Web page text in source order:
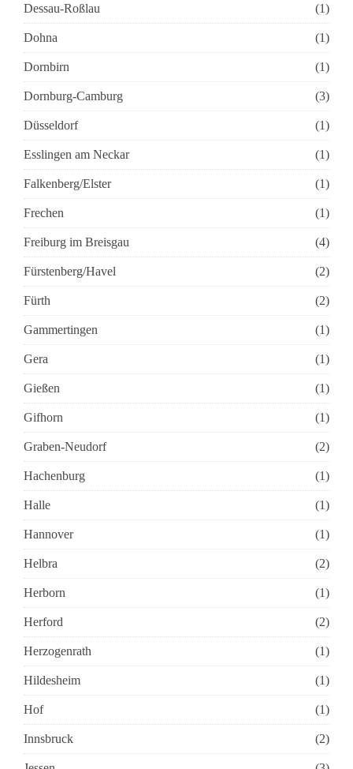
Dessau-Roßlau (1)
Dohna (1)
Dornbirn (1)
Dornburg-Camburg (3)
Düsseldorf (1)
Esslingen am Neckar (1)
Falkenberg/Elster (1)
Frechen (1)
Freiburg im Breisgau (4)
Fürstenberg/Havel (2)
Fürth (2)
Gammertingen (1)
Gera (1)
Gießen (1)
Gifhorn (1)
Graben-Neudorf (2)
Hachenburg (1)
Halle (1)
Hannover (1)
Helbra (2)
Herborn (1)
Herford (2)
Herzogenrath (1)
Hildesheim (1)
Hof (1)
Innsbruck (2)